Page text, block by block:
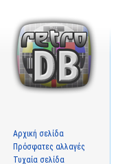
Αρχική σελίδα
Πρόσφατες αλλαγές
Τυχαία σελίδα